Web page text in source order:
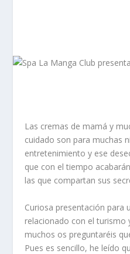
Las cremas de mamá y
cuidado son para muchas
entretenimiento y ese
que con el tiempo
las que compartan sus
Curiosa presentación para
relacionado con el turismo
muchos os preguntaréis
Pues es sencillo, he leído